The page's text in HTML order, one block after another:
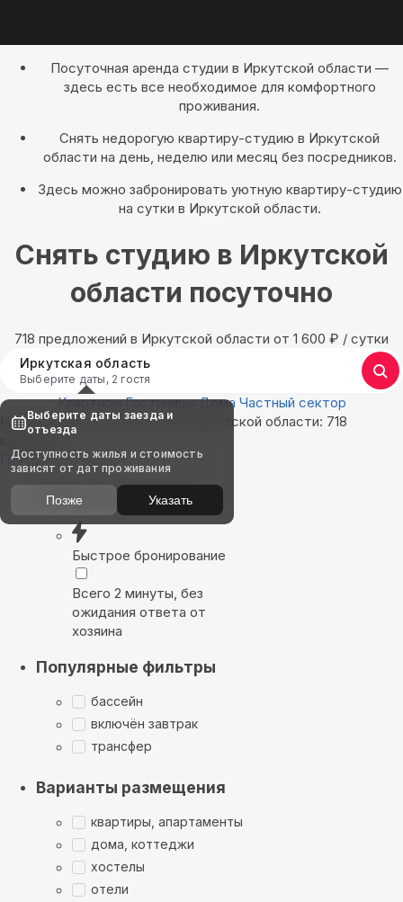
Посуточная аренда студии в Иркутской области —
здесь есть все необходимое для комфортного
проживания.
Снять недорогую квартиру-студию в Иркутской
области на день, неделю или месяц без посредников.
Здесь можно забронировать уютную квартиру-студию
на сутки в Иркутской области.
Снять студию в Иркутской
области посуточно
718 предложений в Иркутской области oт 1 600 ₽ / сутки
Иркутская область
Выберите даты, 2 гостя
Квартиры Гостиницы Дома Частный сектор
Найдём, где остановиться в Иркутской области: 718
вариантов
Показать на карте
Выбирайте лучшее
Быстрое бронирование
Всего 2 минуты, без
ожидания ответа от
хозяина
Популярные фильтры
бассейн
включён завтрак
трансфер
Варианты размещения
квартиры, апартаменты
дома, коттеджи
хостелы
отели
Выберите даты заезда и
отъезда
Доступность жилья и стоимость
зависят от дат проживания
Позже Указать